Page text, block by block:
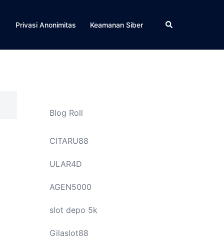
Privasi Anonimitas Keamanan Siber Cari
Blog Roll
CITARU88
ULAR4D
AGEN5000
slot depo 5k
Gilaslot88